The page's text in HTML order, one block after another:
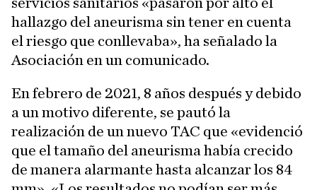
hallazgo del aneurisma sin tener en cuenta
el riesgo que conllevaba», ha señalado la
Asociación en un comunicado.
En febrero de 2021, 8 años después y debido
a un motivo diferente, se pautó la
realización de un nuevo TAC que «evidenció
que el tamaño del aneurisma había crecido
de manera alarmante hasta alcanzar los 84